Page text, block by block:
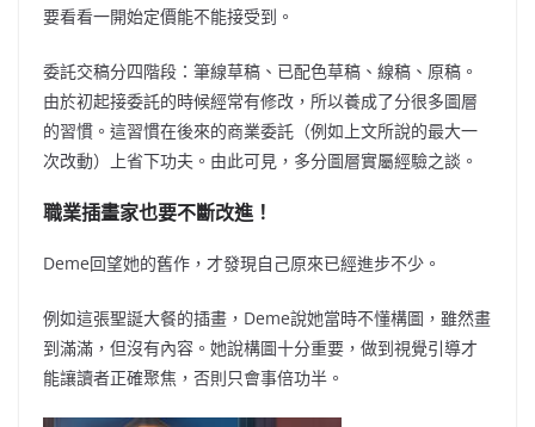
要看看一開始定價能不能接受到。
委託交稿分四階段：筆線草稿、已配色草稿、線稿、原稿。
由於初起接委託的時候經常有修改，所以養成了分很多圖層
的習慣。這習慣在後來的商業委託（例如上文所說的最大一
次改動）上省下功夫。由此可見，多分圖層實屬經驗之談。
職業插畫家也要不斷改進！
Deme回望她的舊作，才發現自己原來已經進步不少。
例如這張聖誕大餐的插畫，Deme說她當時不懂構圖，雖然畫
到滿滿，但沒有內容。她說構圖十分重要，做到視覺引導才
能讓讀者正確聚焦，否則只會事倍功半。